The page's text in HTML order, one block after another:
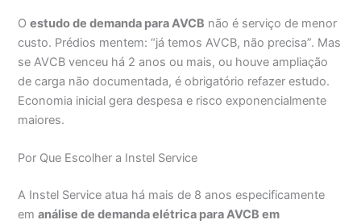
Oestudo de demanda para AVCB não é serviço de menor
custo. Prédios mentem: “já temos AVCB, não precisa”. Mas
se AVCB venceu há 2 anos ou mais, ou houve ampliação
de carga não documentada, é obrigatório refazer estudo.
Economia inicial gera despesa e risco exponencialmente
maiores.
Por Que Escolher a Instel Service
A Instel Service atua há mais de 8 anos especificamente
emanálise de demanda elétrica para AVCB em